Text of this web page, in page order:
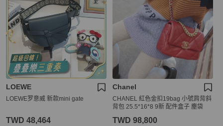
LOEWE
LOEWE罗意威 新款mini gate
TWD 48,464
Chanel
CHANEL 紅色金扣19bag 小號肩背斜
背包 25.5*16*8 9新 配件盒子 塵袋
TWD 98,800